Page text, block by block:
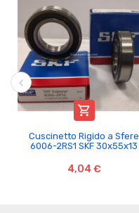

Cuscinetto Rigido a Sfere
6006-2RS1 SKF 30x55x13
4,04 €